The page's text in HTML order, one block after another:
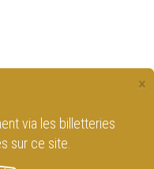
×
via les billetteries
sur ce site.